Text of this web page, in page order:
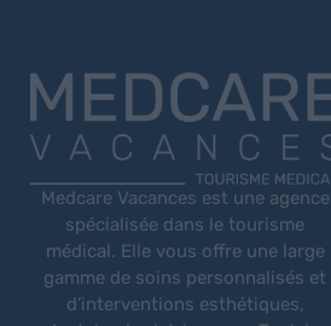
Medcare Vacances est une agence
spécialisée dans le tourisme
médical. Elle vous offre une large
gamme de soins personnalisés et
d’interventions esthétiques,